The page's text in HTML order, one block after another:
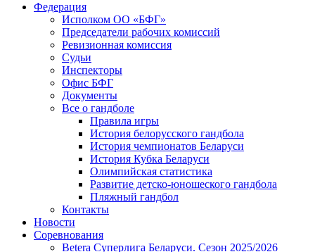
Федерация
Исполком ОО «БФГ»
Председатели рабочих комиссий
Ревизионная комиссия
Судьи
Инспекторы
Офис БФГ
Документы
Все о гандболе
Правила игры
История белорусского гандбола
История чемпионатов Беларуси
История Кубка Беларуси
Олимпийская статистика
Развитие детско-юношеского гандбола
Пляжный гандбол
Контакты
Новости
Соревнования
Betera Суперлига Беларуси. Сезон 2025/2026